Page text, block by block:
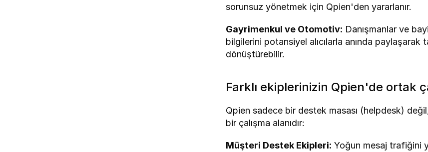
sorunsuz yönetmek için Qpien'den yararlanır.
Gayrimenkul ve Otomotiv: Danışmanlar ve
bilgilerini potansiyel alıcılarla anında paylaşarak
dönüştürebilir.
Farklı ekiplerinizin Qpien'de ortak
Qpien sadece bir destek masası (helpdesk)
bir çalışma alanıdır:
Müşteri Destek Ekipleri: Yoğun mesaj trafiğini